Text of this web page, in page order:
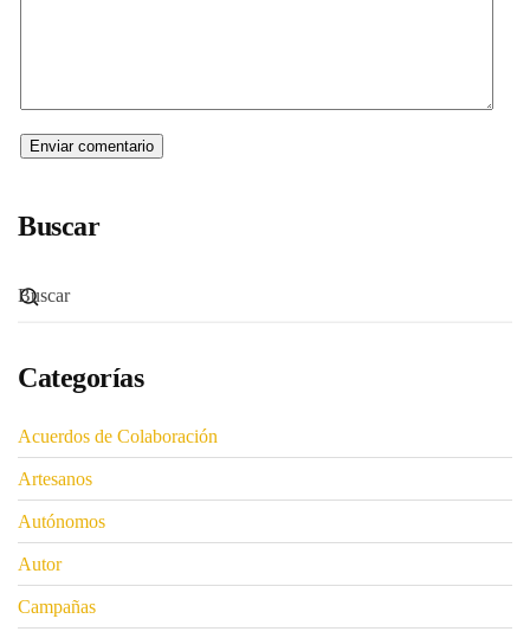
Buscar
Categorías
Acuerdos de Colaboración
Artesanos
Autónomos
Autor
Campañas